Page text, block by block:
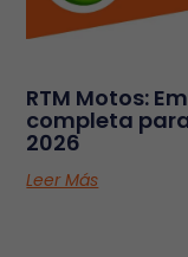
RTM Motos:
completa
2026
Leer Más